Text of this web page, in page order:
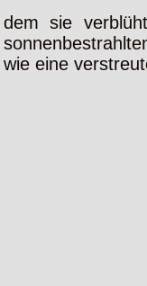
dem sie
wie eine